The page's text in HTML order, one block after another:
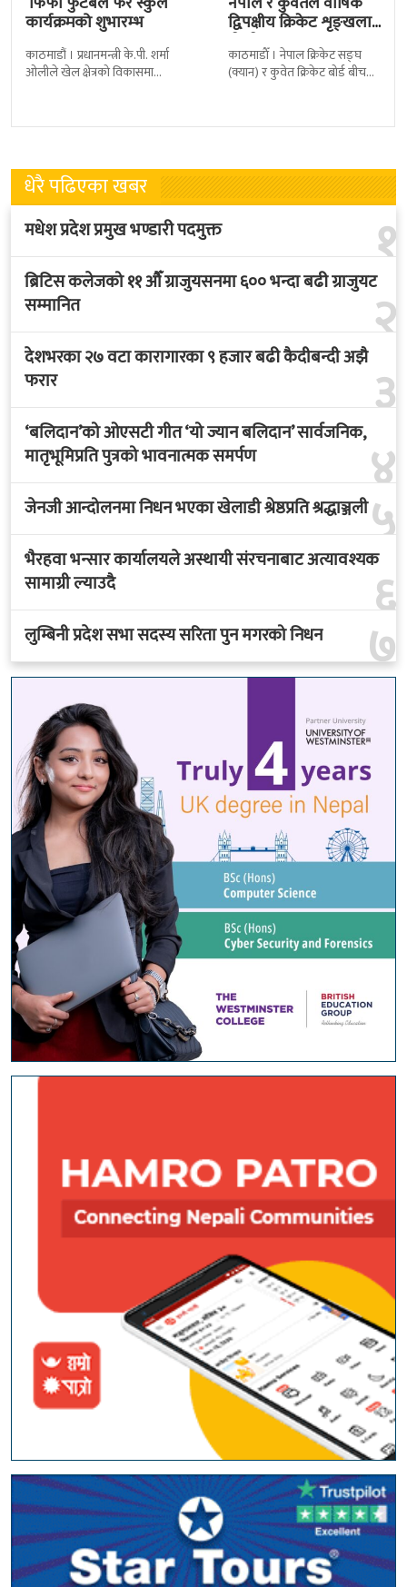
कार्यक्रमको शुभारम्भ
काठमाडौं । प्रधानमन्त्री के.पी. शर्मा
ओलीले खेल क्षेत्रको विकासमा
फुटबल संघ
द्विपक्षीय क्रिकेट शृङ्खला
खेल्ने
काठमाडाैँ । नेपाल क्रिकेट सङ्घ
(क्यान) र कुवेत क्रिकेट बोर्ड बीच
भएकाे
धेरै पढिएका खबर
१
मधेश प्रदेश प्रमुख भण्डारी पदमुक्त
२
ब्रिटिस कलेजको ११ औँ ग्राजुयसनमा ६०० भन्दा बढी ग्राजुयट
सम्मानित
३
देशभरका २७ वटा कारागारका ९ हजार बढी कैदीबन्दी अझै
फरार
४
‘बलिदान’को ओएसटी गीत ‘यो ज्यान बलिदान’ सार्वजनिक,
मातृभूमिप्रति पुत्रको भावनात्मक समर्पण
५
जेनजी आन्दोलनमा निधन भएका खेलाडी श्रेष्ठप्रति श्रद्धाञ्जली
६
भैरहवा भन्सार कार्यालयले अस्थायी संरचनाबाट अत्यावश्यक
सामाग्री ल्याउदै
७
लुम्बिनी प्रदेश सभा सदस्य सरिता पुन मगरको निधन